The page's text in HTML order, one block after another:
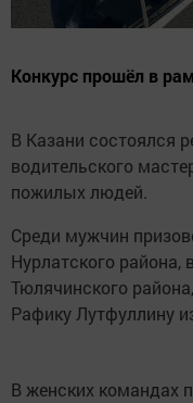
Конкурс прошёл в
В Казани состоялся
водительского
пожилых людей.
Среди мужчин
Нурлатского района,
Тюлячинского
Рафику Лутфуллину
В женских командах